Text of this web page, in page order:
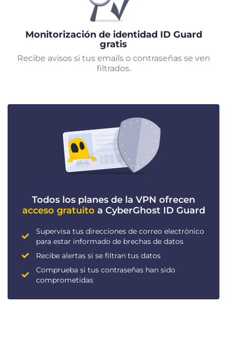
Monitorización de identidad ID Guard
gratis
Recibe avisos si tus emails o contraseñas se ven
filtrados.
Todos los planes de la VPN ofrecen
acceso gratuito a CyberGhost ID Guard
Supervisa tus direcciones de correo electrónico
para estar informado de brechas de datos
Recibe alertas si se filtran tus datos
Comprueba si tus contraseñas han sido
comprometidas